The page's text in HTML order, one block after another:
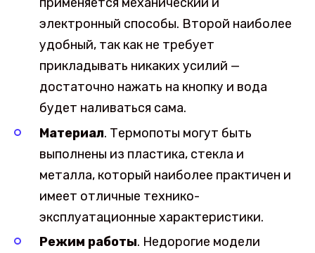
электронный способы. Второй наиболее
удобный, так как не требует
прикладывать никаких усилий —
достаточно нажать на кнопку и вода
будет наливаться сама.
Материал. Термопоты могут быть
выполнены из пластика, стекла и
металла, который наиболее практичен и
имеет отличные технико-
эксплуатационные характеристики.
Режим работы. Недорогие модели